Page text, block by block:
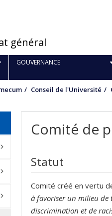
général
GOUVERNANCE
Conseil de l'Université
Comité de
Statut
Comité créé en vertu
à favoriser un milieu de
discrimination et de